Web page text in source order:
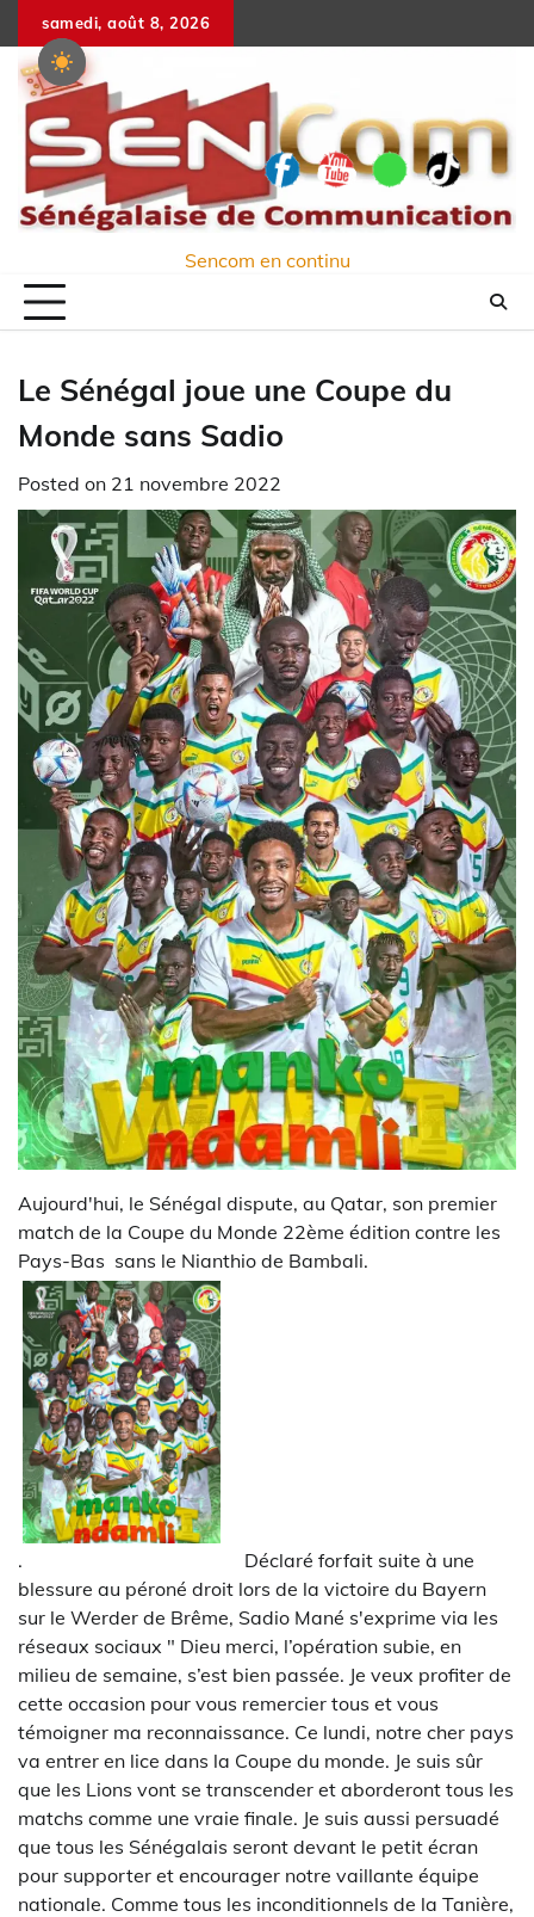
to
content
samedi, août 8, 2026
Sencom en continu
Le Sénégal joue une Coupe du
Monde sans Sadio
Posted on 21 novembre 2022
Aujourd'hui, le Sénégal dispute, au Qatar, son premier
match de la Coupe du Monde 22ème édition contre les
Pays-Bas sans le Nianthio de Bambali.
.
Déclaré forfait suite à une
blessure au péroné droit lors de la victoire du Bayern
sur le Werder de Brême, Sadio Mané s'exprime via les
réseaux sociaux " Dieu merci, l’opération subie, en
milieu de semaine, s’est bien passée. Je veux profiter de
cette occasion pour vous remercier tous et vous
témoigner ma reconnaissance. Ce lundi, notre cher pays
va entrer en lice dans la Coupe du monde. Je suis sûr
que les Lions vont se transcender et aborderont tous les
matchs comme une vraie finale. Je suis aussi persuadé
que tous les Sénégalais seront devant le petit écran
pour supporter et encourager notre vaillante équipe
nationale. Comme tous les inconditionnels de la Tanière,